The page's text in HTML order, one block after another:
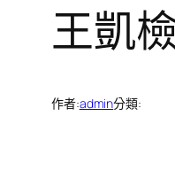
王凱
作者:admin分類: